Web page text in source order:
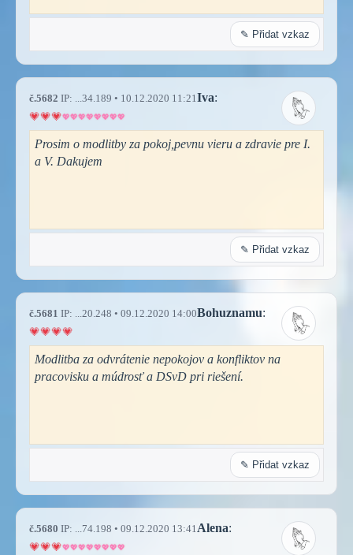
✎ Přidat vzkaz
č.5682 IP: ...34.189 • 10.12.2020 11:21 Iva:
Prosim o modlitby za pokoj,pevnu vieru a zdravie pre I.
a V. Dakujem
✎ Přidat vzkaz
č.5681 IP: ...20.248 • 09.12.2020 14:00Bohuznamu:
Modlitba za odvrátenie nepokojov a konfliktov na
pracovisku a múdrosť a DSvD pri riešení.
✎ Přidat vzkaz
č.5680 IP: ...74.198 • 09.12.2020 13:41 Alena: